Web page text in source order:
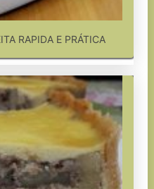
RAPIDA E PRÁTICA